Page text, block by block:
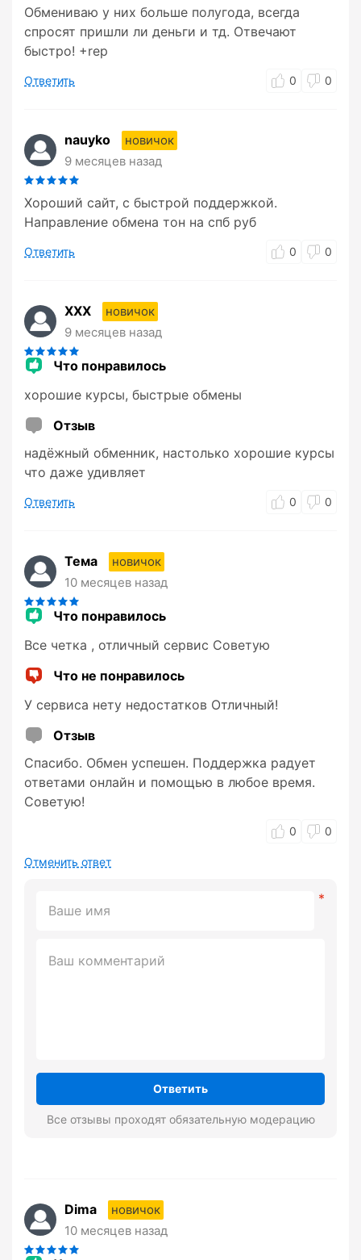
Обмениваю у них больше полугода, всегда
спросят пришли ли деньги и тд. Отвечают
быстро! +rep
Ответить 0 0
nauyko
новичок
9 месяцев назад
Хороший сайт, с быстрой поддержкой.
Направление обмена тон на спб руб
Ответить 0 0
XXX
новичок
9 месяцев назад
Что понравилось
хорошие курсы, быстрые обмены
Отзыв
надёжный обменник, настолько хорошие курсы
что даже удивляет
Ответить 0 0
Тема
новичок
10 месяцев назад
Что понравилось
Все четка , отличный сервис Советую
Что не понравилось
У сервиса нету недостатков Отличный!
Отзыв
Спасибо. Обмен успешен. Поддержка радует
ответами онлайн и помощью в любое время.
Советую!
Отменить ответ
Ответить
Все отзывы проходят обязательную модерацию
0 0
Dima
новичок
10 месяцев назад